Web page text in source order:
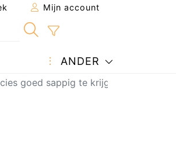
Mijn account
ANDER
goed sappig te krijgen